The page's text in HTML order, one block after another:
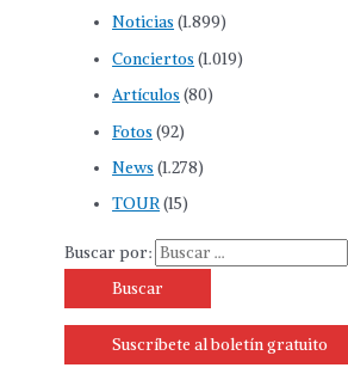
Noticias (1.899)
Conciertos (1.019)
Artículos (80)
Fotos (92)
News (1.278)
TOUR(15)
Buscar por:
Suscríbete al boletín gratuito